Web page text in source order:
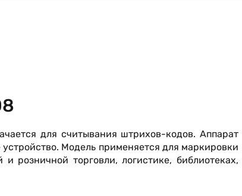
для считывания штрихов-кодов. Аппарат
Модель применяется для маркировки
розничной торговли, логистике, библиотеках,